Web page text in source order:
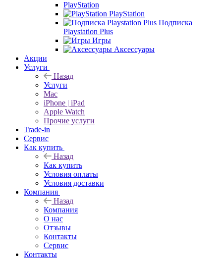
PlayStation
PlayStation
Подписка
Playstation Plus
Игры
Аксессуары
Акции
Услуги
Назад
Услуги
Mac
iPhone | iPad
Apple Watch
Прочие услуги
Trade-in
Сервис
Как купить
Назад
Как купить
Условия оплаты
Условия доставки
Компания
Назад
Компания
О нас
Отзывы
Контакты
Сервис
Контакты